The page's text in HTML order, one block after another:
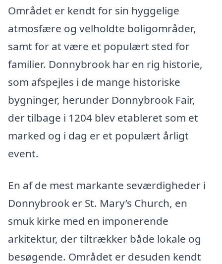
Området er kendt for sin hyggelige
atmosfære og velholdte boligområder,
samt for at være et populært sted for
familier. Donnybrook har en rig historie,
som afspejles i de mange historiske
bygninger, herunder Donnybrook Fair,
der tilbage i 1204 blev etableret som et
marked og i dag er et populært årligt
event.
En af de mest markante seværdigheder i
Donnybrook er St. Mary’s Church, en
smuk kirke med en imponerende
arkitektur, der tiltrækker både lokale og
besøgende. Området er desuden kendt